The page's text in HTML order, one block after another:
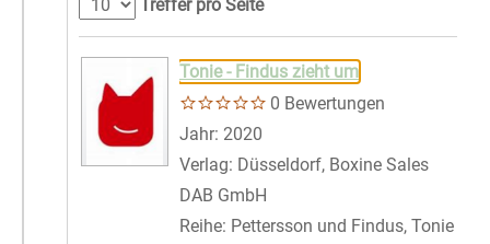
Treffer pro Seite
Suchergebnis
Zu den Suchfiltern springen
Tonie - Findus zieht um
0 Bewertungen
Suche nach diesem Verfasser
Jahr: 2020
Verlag: Düsseldorf, Boxine Sales
DAB GmbH
Reihe: Pettersson und Findus, Tonie